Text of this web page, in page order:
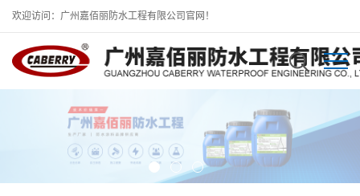
欢迎访问：广州嘉佰丽防水工程有限公司官网！